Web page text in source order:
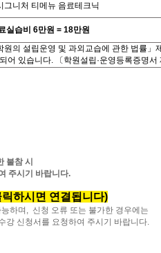
그니처 티메뉴 음료테크닉
실습비 6만원 = 18만원
의 설립운영 및 과외교습에 관한 법률」제
어 있습니다. 〔학원설립 ·운영등록증명서
불참 시
주시기 바랍니다.
릭하시면 연결됩니다)
하며 , 신청 오류 또는 불가한 경우에는
강 신청서를 요청하여 주시기 바랍니다.